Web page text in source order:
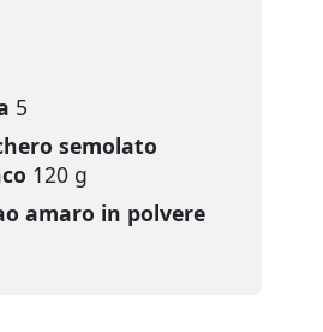
5
semolato
120 g
amaro in polvere